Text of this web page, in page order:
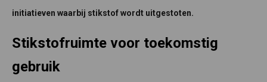
initiatieven waarbij stikstof wordt uitgestoten.
Stikstofruimte voor toekomstig
gebruik